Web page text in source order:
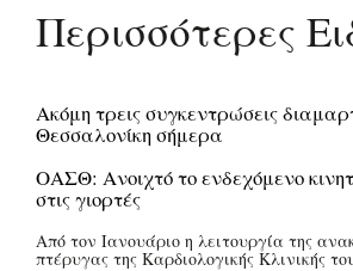
Περισσότερες
Ακόμη τρεις συγκεντρώσεις
Θεσσαλονίκη σήμερα
ΟΑΣΘ: Ανοιχτό το ενδεχόμενο
στις γιορτές
Από τον Ιανουάριο η λειτουργία της
πτέρυγας της Καρδιολογικής Κλινικής